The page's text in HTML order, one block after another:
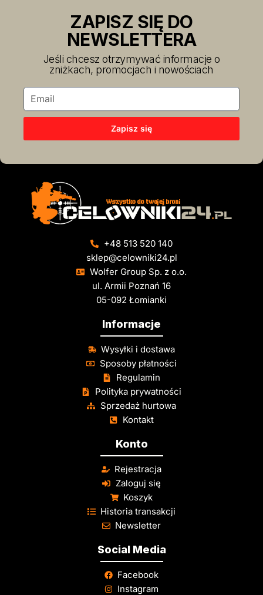
ZAPISZ SIĘ DO
NEWSLETTERA
Jeśli chcesz otrzymywać informacje o
zniżkach, promocjach i nowościach
Zapisz się
+48 513 520 140
sklep@celowniki24.pl
Wolfer Group Sp. z o.o.
ul. Armii Poznań 16
05-092 Łomianki
Informacje
Wysyłki i dostawa
Sposoby płatności
Regulamin
Polityka prywatności
Sprzedaż hurtowa
Kontakt
Konto
Rejestracja
Zaloguj się
Koszyk
Historia transakcji
Newsletter
Social Media
Facebook
Instagram